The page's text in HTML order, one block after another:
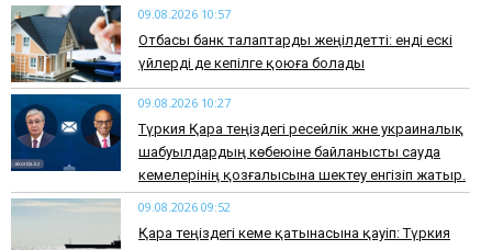
09.08.2026 10:57
Отбасы банк талаптарды жеңілдетті: енді ескі
үйлерді де кепілге қоюға болады
09.08.2026 10:27
Түркия Қара теңіздегі ресейлік және украиналық
шабуылдардың көбеюіне байланысты сауда
кемелерінің қозғалысына шектеу енгізіп жатыр.
09.08.2026 09:52
Қара теңіздегі кеме қатынасына қауіп: Түркия